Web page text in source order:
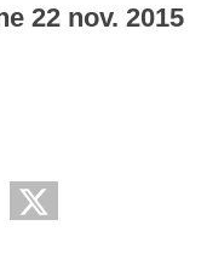
22 nov. 2015